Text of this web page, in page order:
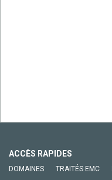
ACCÈS RAPIDES
DOMAINES TRAITÉS EMC